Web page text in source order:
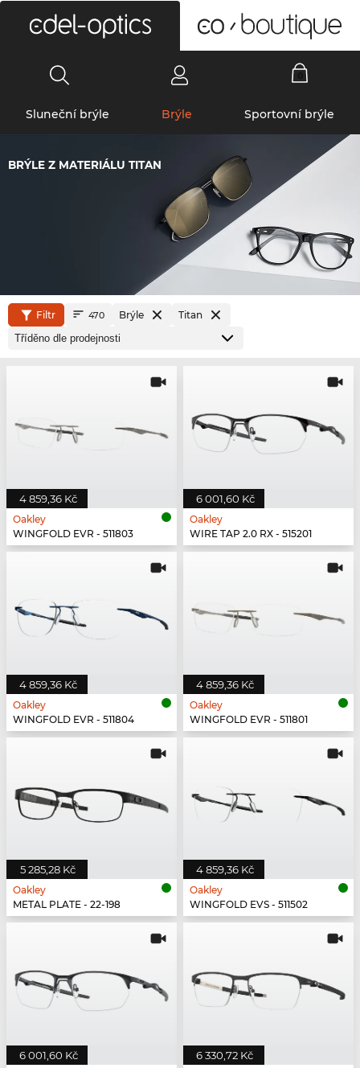
Sluneční brýle Brýle Sportovní brýle
BRÝLE Z MATERIÁLU TITAN
Filtr 470 Brýle Titan
4 859,36 Kč
Oakley
WINGFOLD EVR - 511803
6 001,60 Kč
Oakley
WIRE TAP 2.0 RX - 515201
4 859,36 Kč
Oakley
WINGFOLD EVR - 511804
4 859,36 Kč
Oakley
WINGFOLD EVR - 511801
5 285,28 Kč
Oakley
METAL PLATE - 22-198
4 859,36 Kč
Oakley
WINGFOLD EVS - 511502
6 001,60 Kč 6 330,72 Kč